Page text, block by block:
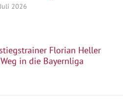
2026
Florian Heller
in die Bayernliga